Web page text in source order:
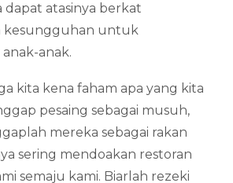
dapat atasinya berkat
kesungguhan untuk
anak.
kita kena faham apa yang kita
pesaing sebagai musuh,
mereka sebagai rakan
sering mendoakan restoran
semaju kami. Biarlah rezeki